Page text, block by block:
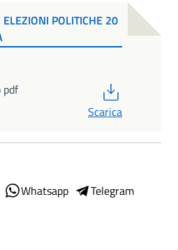
POLITICHE 20
pdf
Scarica
Whatsapp
Telegram